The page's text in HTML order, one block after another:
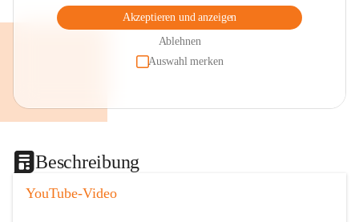
Akzeptieren und anzeigen
Ablehnen
Auswahl merken
Beschreibung
YouTube-Video